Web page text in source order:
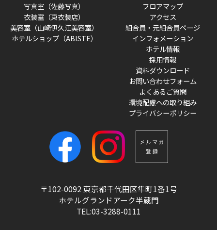
写真室（佐藤写真）
衣装室（東衣装店）
美容室（山崎伊久江美容室）
ホテルショップ（ABISTE）
フロアマップ
アクセス
組合員・元組合員ページ
インフォメーション
ホテル情報
採用情報
資料ダウンロード
お問い合わせフォーム
よくあるご質問
環境配慮への取り組み
プライバシーポリシー
〒102-0092 東京都千代田区隼町1番1号
ホテルグランドアーク半蔵門
TEL:03-3288-0111